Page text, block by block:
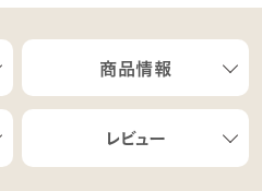
商品情報
レビュー